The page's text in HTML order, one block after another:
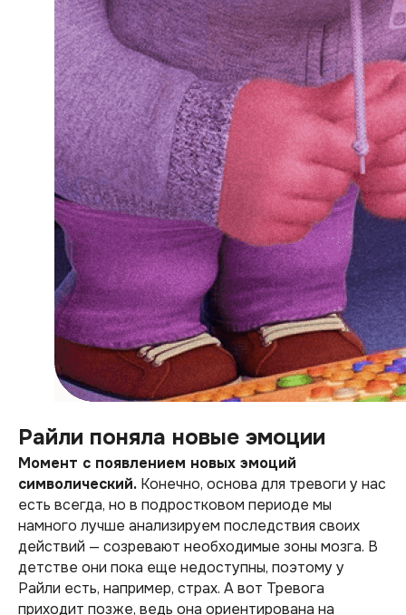
Райли поняла новые эмоции
Момент с появлением новых эмоций
символический. Конечно, основа для тревоги у нас
есть всегда, но в подростковом периоде мы
намного лучше анализируем последствия своих
действий — созревают необходимые зоны мозга. В
детстве они пока еще недоступны, поэтому у
Райли есть, например, страх. А вот Тревога
приходит позже, ведь она ориентирована на